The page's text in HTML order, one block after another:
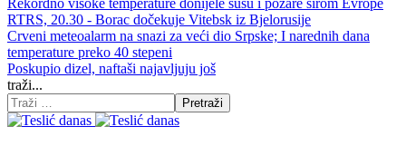
Rekordno visoke temperature donijele sušu i požare širom Evrope
RTRS, 20.30 - Borac dočekuje Vitebsk iz Bjelorusije
Crveni meteoalarm na snazi za veći dio Srpske; I narednih dana
temperature preko 40 stepeni
Poskupio dizel, naftaši najavljuju još
traži...
Pretraži